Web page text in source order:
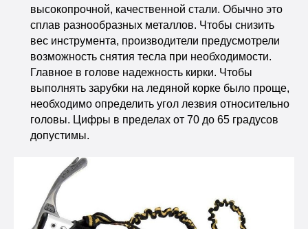
высокопрочной, качественной стали. Обычно это
сплав разнообразных металлов. Чтобы снизить
вес инструмента, производители предусмотрели
возможность снятия тесла при необходимости.
Главное в голове надежность кирки. Чтобы
выполнять зарубки на ледяной корке было проще,
необходимо определить угол лезвия относительно
головы. Цифры в пределах от 70 до 65 градусов
допустимы.